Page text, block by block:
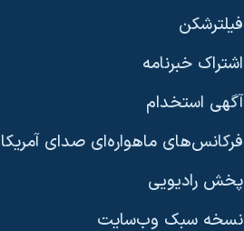
فیلترشکن
اشتراک خبرنامه
آگهی استخدام
فرکانس‌های ماهواره‌ای صدای آمریکا
پخش رادیویی
نسخه سبک وب‌سایت